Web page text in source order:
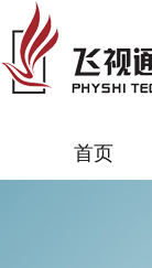
首页